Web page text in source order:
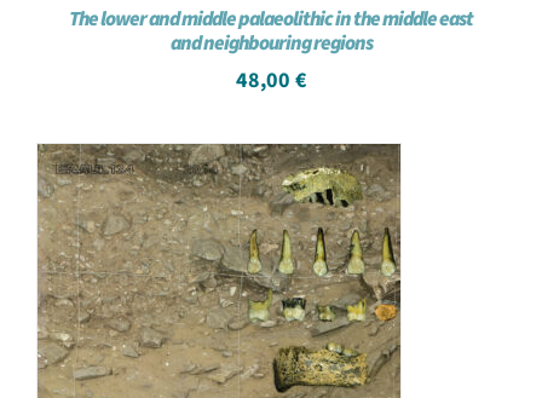
The lower and middle palaeolithic in the middle east
and neighbouring regions
48,00 €